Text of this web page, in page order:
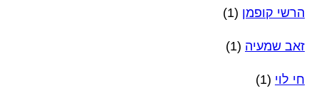
הרשי קופמן (1)
זאב שמעיה (1)
חי לוי (1)